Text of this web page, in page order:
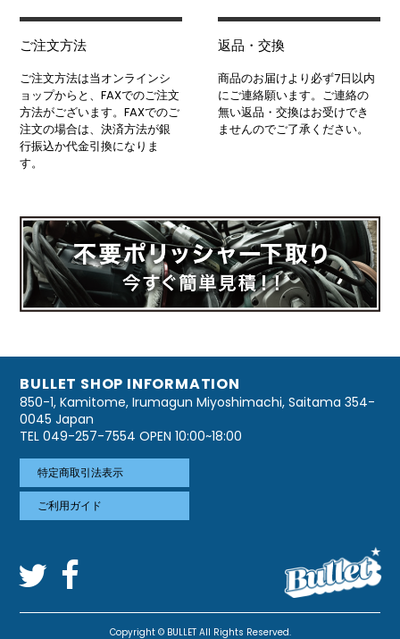
ご注文方法
ご注文方法は当オンラインシ
ョップからと、FAXでのご注文
方法がございます。FAXでのご
注文の場合は、決済方法が銀
行振込か代金引換になりま
す。
返品・交換
商品のお届けより必ず7日以内
にご連絡願います。ご連絡の
無い返品・交換はお受けでき
ませんのでご了承ください。
BULLET SHOP INFORMATION
850-1, Kamitome, Irumagun Miyoshimachi, Saitama 354-
0045 Japan
TEL 049-257-7554 OPEN 10:00~18:00
特定商取引法表示
ご利用ガイド
Copyright © BULLET All Rights Reserved.